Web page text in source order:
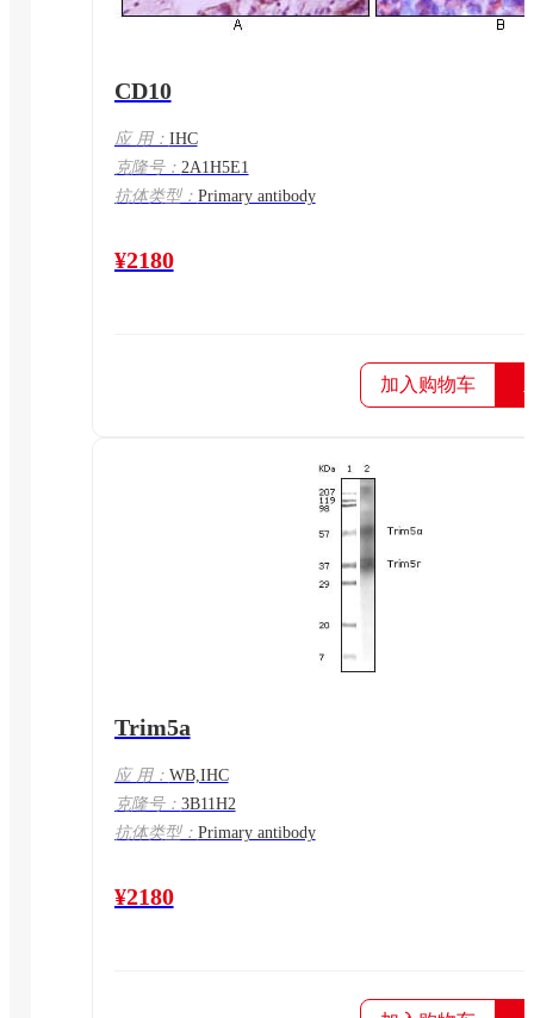
CD10
应 用： IHC
克隆号： 2A1H5E1
抗体类型： Primary antibody
¥2180
加入购物车
Trim5a
应 用： WB,IHC
克隆号： 3B11H2
抗体类型： Primary antibody
¥2180